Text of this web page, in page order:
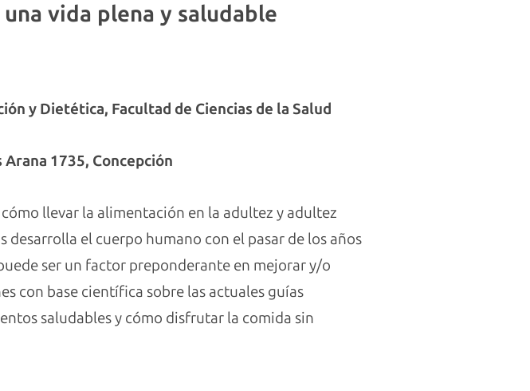
vida plena y saludable
y Dietética, Facultad de Ciencias de la Salud
1735, Concepción
llevar la alimentación en la adultez y adultez
el cuerpo humano con el pasar de los años
ser un factor preponderante en mejorar y/o
con base científica sobre las actuales guías
saludables y cómo disfrutar la comida sin